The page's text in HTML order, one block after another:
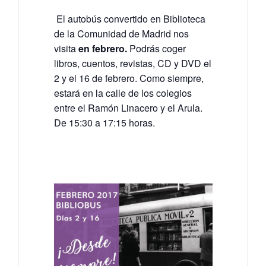
El autobús convertido en Biblioteca
de la Comunidad de Madrid nos
visitaen febrero.Podrás coger
libros, cuentos, revistas, CD y DVD el
2 y el 16 de febrero. Como siempre,
estará en la calle de los colegios
entre el Ramón Linacero y el Arula.
De 15:30 a 17:15 horas.